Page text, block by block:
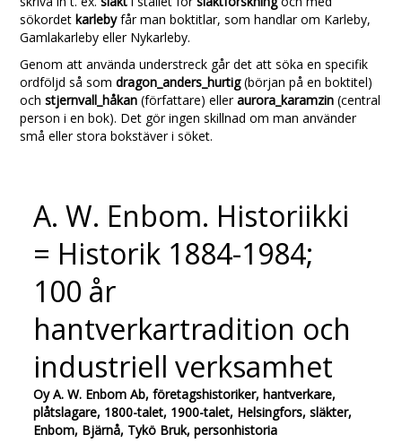
sökordetkarlebyfår man boktitlar, som handlar om Karleby,
Gamlakarleby eller Nykarleby.
Genom att använda understreck går det att söka en specifik
ordföljd så somdragon_anders_hurtig(början på en boktitel)
ochstjernvall_håkan (författare) elleraurora_karamzin (central
person i en bok). Det gör ingen skillnad om man använder
små eller stora bokstäver i söket.
A. W. Enbom. Historiikki
= Historik 1884-1984;
100 år
hantverkartradition och
industriell verksamhet
Oy A. W. Enbom Ab, företagshistoriker, hantverkare,
plåtslagare, 1800-talet, 1900-talet, Helsingfors, släkter,
Enbom, Bjärnå, Tykö Bruk, personhistoria